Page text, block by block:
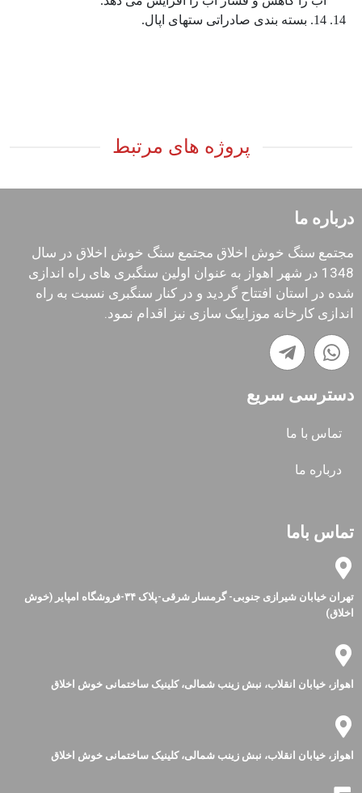
14. بسته بندی صادراتی ستهای اپال.
پروژه های مرتبط
درباره ما
مجتمع سنگ خوش اخلاق مجتمع سنگ خوش اخلاق در سال
1348 در شهر اهواز به عنوان اولین سنگبری های راه اندازی
شده در استان افتتاح گردید و در کنار سنگبری نسبت به راه
اندازی کارخانه موزاییک سازی نیز اقدام نمود.
دسترسی سریع
تماس با ما
درباره ما
تماس باما
تهران خیابان شیرازی جنوبی- گرمسار شرقی-پلاک ۳۴-فروشگاه امپایر (خوش
اخلاق)
اهواز، خیابان انقلاب، نبش زینب شمالی، کلینیک ساختمانی خوش اخلاق
اهواز، خیابان انقلاب، نبش زینب شمالی، کلینیک ساختمانی خوش اخلاق